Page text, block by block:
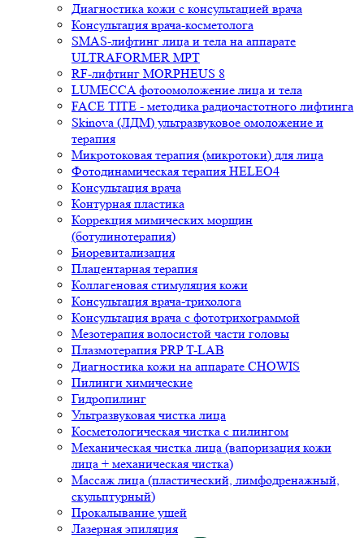
Диагностика кожи с консультацией врача
Консультация врача-косметолога
SMAS-лифтинг лица и тела на аппарате
ULTRAFORMER MPT
RF-лифтинг MORPHEUS 8
LUMECCA фотоомоложение лица и тела
FACE TITE - методика радиочастотного лифтинга
Skinova (ЛДМ) ультразвуковое омоложение и
терапия
Микротоковая терапия (микротоки) для лица
Фотодинамическая терапия HELEO4
Консультация врача
Контурная пластика
Коррекция мимических морщин
(ботулинотерапия)
Биоревитализация
Плацентарная терапия
Коллагеновая стимуляция кожи
Консультация врача-трихолога
Консультация врача с фототрихограммой
Мезотерапия волосистой части головы
Плазмотерапия PRP T-LAB
Диагностика кожи на аппарате CHOWIS
Пилинги химические
Гидропилинг
Ультразвуковая чистка лица
Косметологическая чистка с пилингом
Механическая чистка лица (вапоризация кожи
лица + механическая чистка)
Массаж лица (пластический, лимфодренажный,
скульптурный)
Прокалывание ушей
Лазерная эпиляция